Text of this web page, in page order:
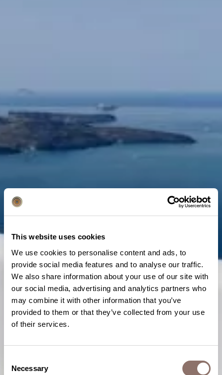
This website uses cookies
We use cookies to personalise content and ads, to
provide social media features and to analyse our traffic.
We also share information about your use of our site with
our social media, advertising and analytics partners who
may combine it with other information that you’ve
provided to them or that they’ve collected from your use
of their services.
Selection
Necessary